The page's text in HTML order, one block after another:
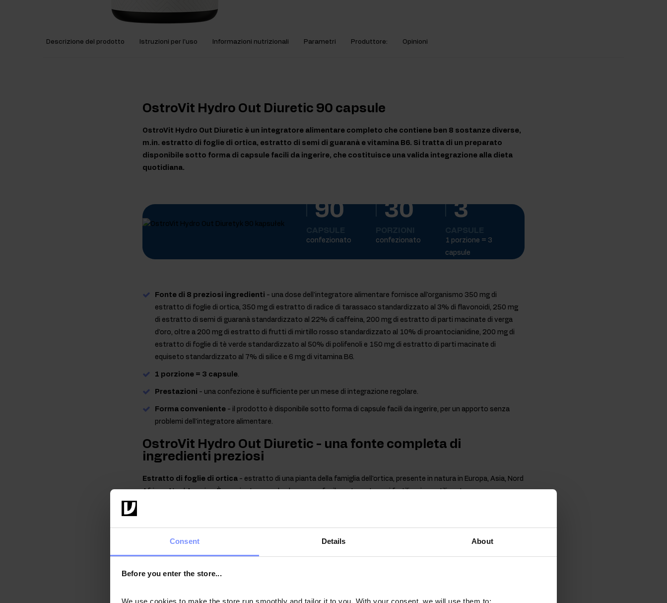
Consent Details About
Before you enter the store...
We use cookies to make the store run smoothly and tailor it to you. With your consent, we will use them to:
Descrizione del prodotto Istruzioni per l'uso Informazioni nutrizionali Parametri Produttore: Opinioni
OstroVit Hydro Out Diuretic 90 capsule
OstroVit Hydro Out Diuretic è un integratore alimentare completo che contiene ben 8 sostanze diverse,
m.in. estratto di foglie di ortica, estratto di semi di guaranà e vitamina B6. Si tratta di un preparato
disponibile sotto forma di capsule facili da ingerire, che costituisce una valida integrazione alla dieta
quotidiana.
90
confezionato
30
confezionato
3
1 porzione = 3
capsule
Fonte di 8 preziosi ingredienti - una dose dell'integratore alimentare fornisce all'organismo 350 mg di
estratto di foglie di ortica, 350 mg di estratto di radice di tarassaco standardizzato al 3% di flavonoidi, 250 mg
di estratto di semi di guaranà standardizzato al 22% di caffeina, 200 mg di estratto di parti macinate di verga
d'oro, oltre a 200 mg di estratto di frutti di mirtillo rosso standardizzato al 10% di proantocianidine, 200 mg di
estratto di foglie di tè verde standardizzato al 50% di polifenoli e 150 mg di estratto di parti macinate di
equiseto standardizzato al 7% di silice e 6 mg di vitamina B6.
1 porzione = 3 capsule.
Prestazioni - una confezione è sufficiente per un mese di integrazione regolare.
Forma conveniente - il prodotto è disponibile sotto forma di capsule facili da ingerire, per un apporto senza
problemi dell'integratore alimentare.
OstroVit Hydro Out Diuretic - una fonte completa di
ingredienti preziosi
Estratto di foglie di ortica - estratto di una pianta della famiglia dell'ortica, presente in natura in Europa, Asia, Nord
Africa e Nord America. È una pianta annuale che cresce facilmente su terreni fertili e viene utilizzata con successo
Estratto di radice di tarassaco- estratto di una pianta perenne appartenente alla famiglia delle Asteraceae,
comunemente diffusa nelle zone a clima temperato. È una pianta perenne che si trova nei prati e nei campi, ma anche
soprattutto in Venezuela e nella parte settentrionale del Brasile. È un arbusto rampicante con liane legnose che può